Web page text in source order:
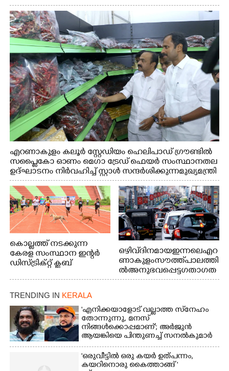
എറണാകുളം കലൂർ സ്റ്റേഡിയം ഹെലിപാഡ് ഗ്രൗണ്ടിൽ
സപ്ളൈകോ ഓണം മെഗാ ട്രേഡ് ഫെയർ സംസ്ഥാനതല
ഉദ്ഘാടനം നിർവഹിച്ച് സ്റ്റാൾ സന്ദർശിക്കുന്ന മുഖ്യമന്ത്രി
വി.ഡി. സതീശൻ. മന്ത്രി അനൂപ് ജേക്കബ് സമീപം
കൊല്ലത്ത് നടക്കുന്ന
കേരള സംസ്ഥാന ഇന്റർ
ഡിസ്ട്രിക്റ്റ് ക്ലബ്
20 ആൺകുട്ടികളുടെ 200
മത്സരത്തിനിടെ സിന്തറ്റിക്
ട്രാക്കിന് കുറുകെ ഓടുന്ന
നായകൾ.
ഒഴിവ് ദിനമായ ഇന്നലെ എറ
ണാകുളം സൗത്ത് പാലത്തി
ൽ അനുഭവപ്പെട്ട ഗതാഗത
ക്കുരുക്ക്
TRENDING IN KERALA
'എനിക്കയാളോട് വല്ലാത്ത സ്‌നേഹം
തോന്നുന്നു, മനസ്
നിങ്ങൾക്കൊപ്പമാണ്'; അർജുൻ
ആയങ്കിയെ പിന്തുണച്ച് സനൽകുമാർ
'ഒരുവീട്ടിൽ ഒരു കയർ ഉത്പന്നം,
കയറിനൊരു കൈത്താങ്ങ് '